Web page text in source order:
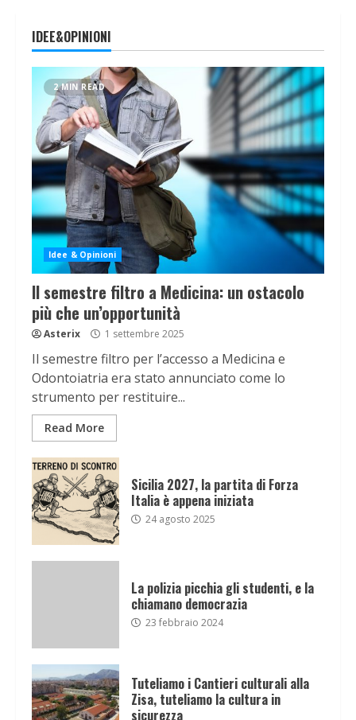
IDEE&OPINIONI
2 MIN READ
Idee & Opinioni
Il semestre filtro a Medicina: un ostacolo
più che un’opportunità
Asterix 1 settembre 2025
Il semestre filtro per l’accesso a Medicina e
Odontoiatria era stato annunciato come lo
strumento per restituire...
Read More
Sicilia 2027, la partita di Forza
Italia è appena iniziata
24 agosto 2025
La polizia picchia gli studenti, e la
chiamano democrazia
23 febbraio 2024
Tuteliamo i Cantieri culturali alla
Zisa, tuteliamo la cultura in
sicurezza